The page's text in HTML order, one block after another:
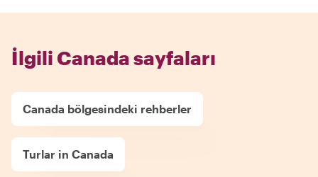
İlgili Canada sayfaları
Canada bölgesindeki rehberler
Turlar in Canada